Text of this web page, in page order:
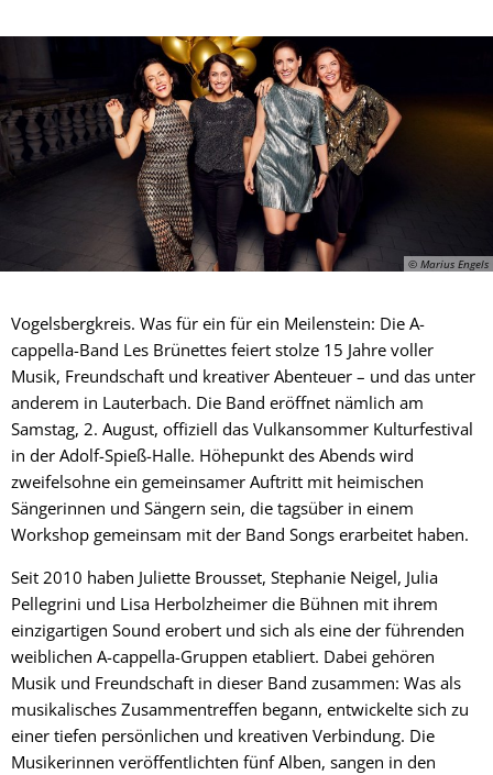
© Marius Engels
Vogelsbergkreis. Was für ein für ein Meilenstein: Die A-
cappella-Band Les Brünettes feiert stolze 15 Jahre voller
Musik, Freundschaft und kreativer Abenteuer – und das unter
anderem in Lauterbach. Die Band eröffnet nämlich am
Samstag, 2. August, offiziell das Vulkansommer Kulturfestival
in der Adolf-Spieß-Halle. Höhepunkt des Abends wird
zweifelsohne ein gemeinsamer Auftritt mit heimischen
Sängerinnen und Sängern sein, die tagsüber in einem
Workshop gemeinsam mit der Band Songs erarbeitet haben.
Seit 2010 haben Juliette Brousset, Stephanie Neigel, Julia
Pellegrini und Lisa Herbolzheimer die Bühnen mit ihrem
einzigartigen Sound erobert und sich als eine der führenden
weiblichen A-cappella-Gruppen etabliert. Dabei gehören
Musik und Freundschaft in dieser Band zusammen: Was als
musikalisches Zusammentreffen begann, entwickelte sich zu
einer tiefen persönlichen und kreativen Verbindung. Die
Musikerinnen veröffentlichten fünf Alben, sangen in den